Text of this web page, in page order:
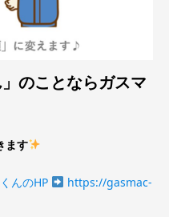
のことならガスマ
ます
んのHP
https://gasmac-